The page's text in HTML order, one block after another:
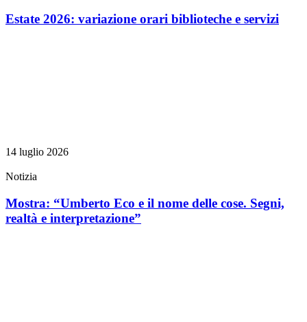
Estate 2026: variazione orari biblioteche e servizi
14 luglio 2026
Notizia
Mostra: “Umberto Eco e il nome delle cose. Segni,
realtà e interpretazione”